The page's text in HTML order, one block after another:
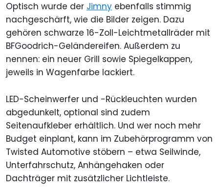
Optisch wurde der Jimny ebenfalls stimmig
nachgeschärft, wie die Bilder zeigen. Dazu
gehören schwarze 16-Zoll-Leichtmetallräder mit
BFGoodrich-Geländereifen. Außerdem zu
nennen: ein neuer Grill sowie Spiegelkappen,
jeweils in Wagenfarbe lackiert.
LED-Scheinwerfer und -Rückleuchten wurden
abgedunkelt, optional sind zudem
Seitenaufkleber erhältlich. Und wer noch mehr
Budget einplant, kann im Zubehörprogramm von
Twisted Automotive stöbern – etwa Seilwinde,
Unterfahrschutz, Anhängehaken oder
Dachträger mit zusätzlicher Lichtleiste.